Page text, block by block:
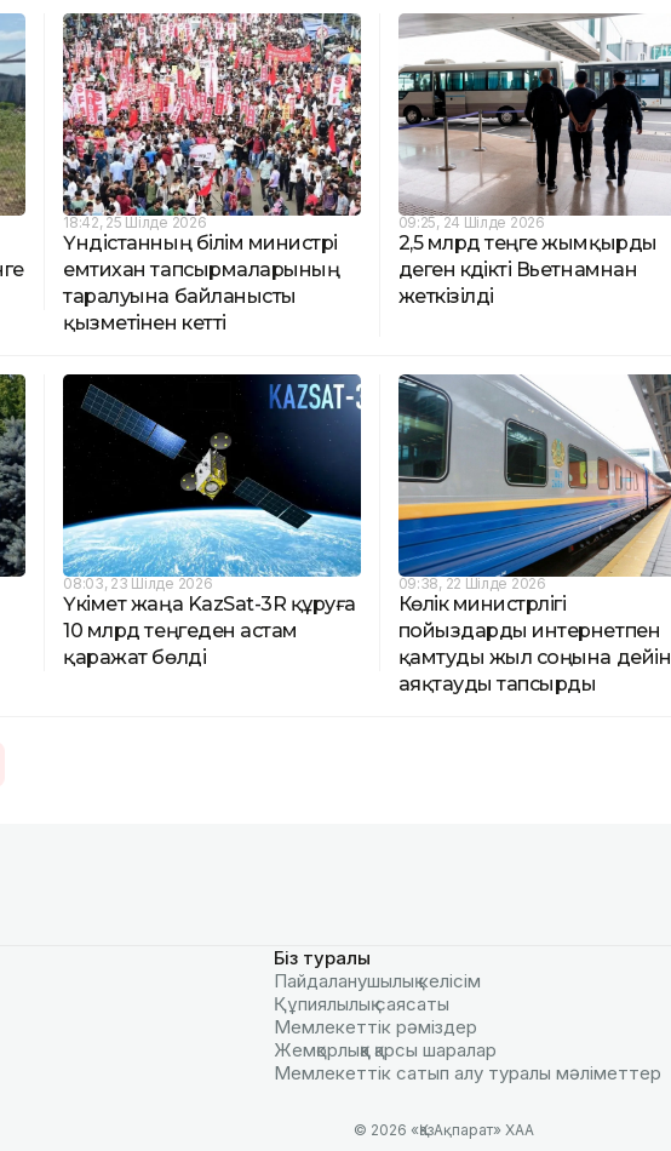
18:42, 25 Шілде 2026
Үндістанның білім министрі
емтихан тапсырмаларының
таралуына байланысты
қызметінен кетті
09:25, 24 Шілде 2026
2,5 млрд теңге жымқырды
деген күдікті Вьетнамнан
жеткізілді
08:03, 23 Шілде 2026
Үкімет жаңа KazSat-3R құруға
10 млрд теңгеден астам
қаражат бөлді
09:38, 22 Шілде 2026
Көлік министрлігі
пойыздарды интернетпен
қамтуды жыл соңына дейін
аяқтауды тапсырды
Біз туралы
Пайдаланушылық келiciм
Құпиялылық саясаты
Мемлекеттік рәміздер
Жемқорлыққа қарсы шаралар
Мемлекеттік сатып алу туралы мәлiметтер
© 2026 «ҚазАқпарат» ХАА